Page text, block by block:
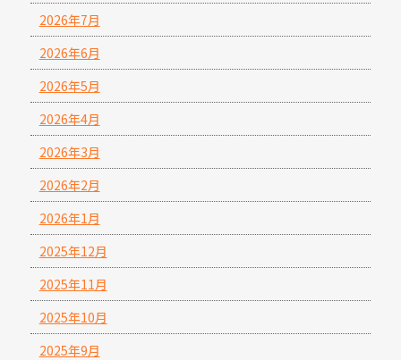
2026年7月
2026年6月
2026年5月
2026年4月
2026年3月
2026年2月
2026年1月
2025年12月
2025年11月
2025年10月
2025年9月